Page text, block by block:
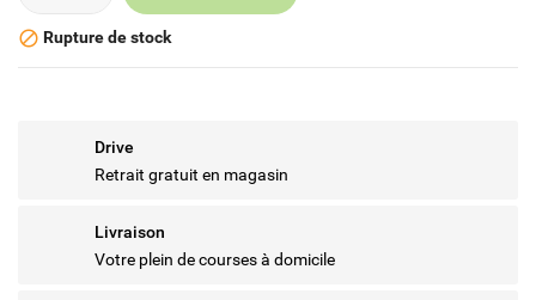
 Rupture de stock
Drive
Retrait gratuit en magasin
Livraison
Votre plein de courses à domicile